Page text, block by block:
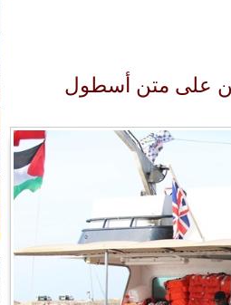
على متن أسطول